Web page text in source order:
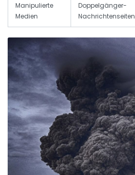
Manipulierte
Medien
Doppelgänger-
Nachrichtenseiten